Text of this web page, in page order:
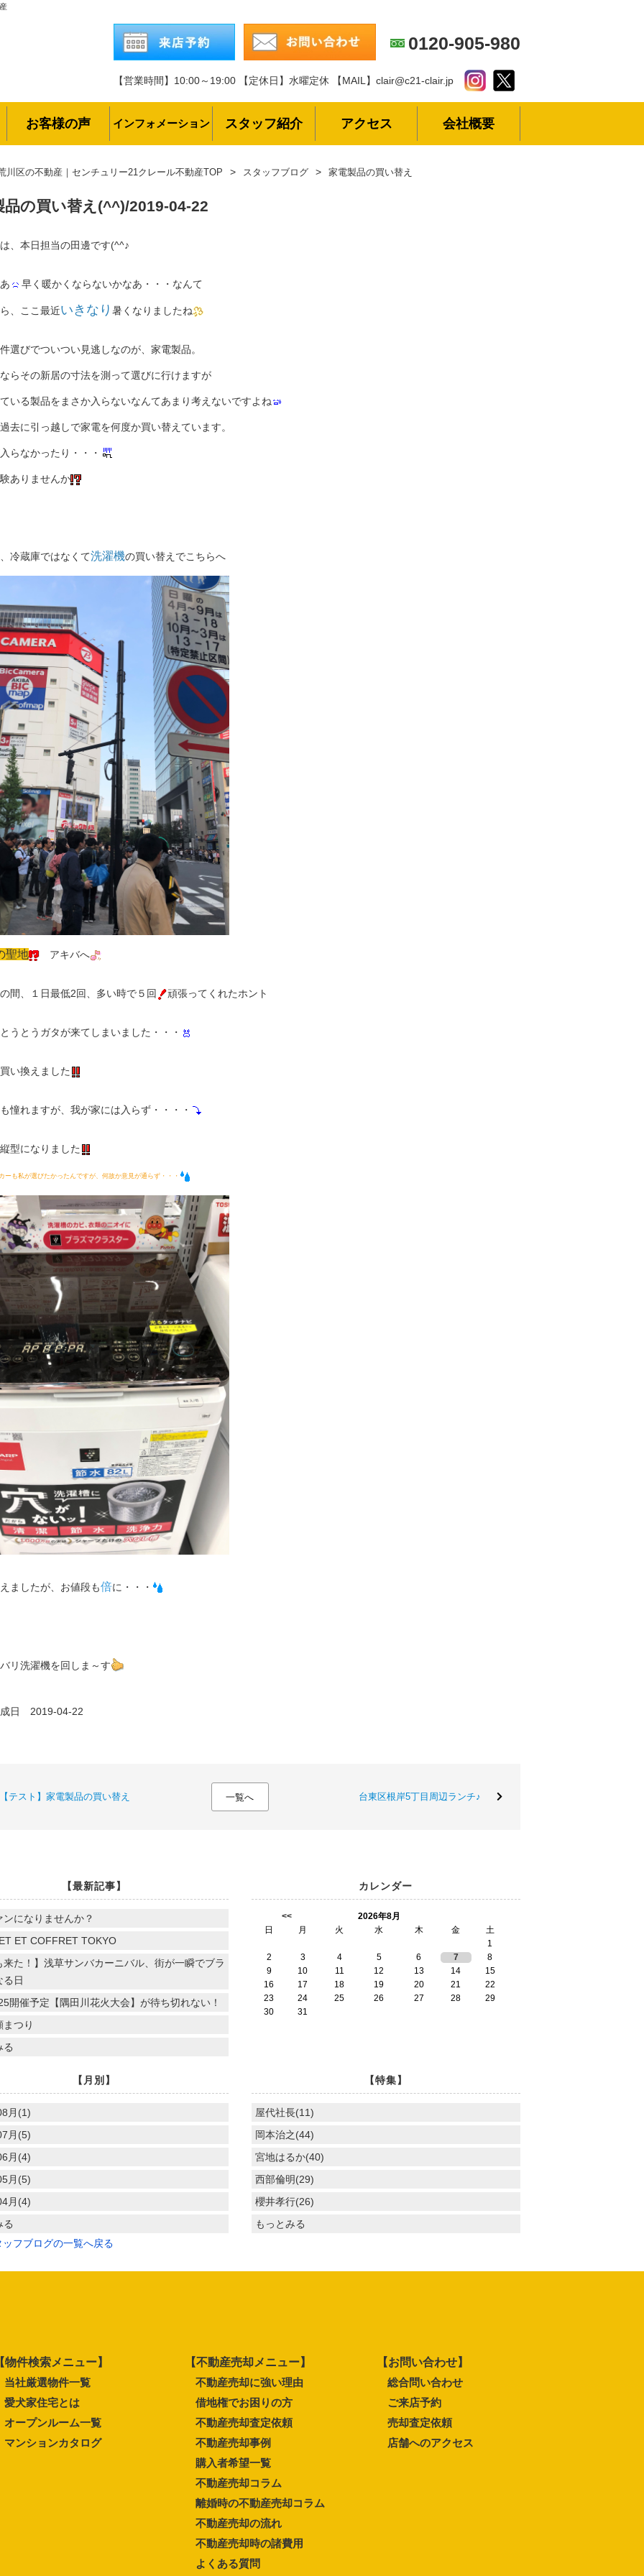
0120-905-980
【営業時間】10:00～19:00 【定休日】水曜定休 【MAIL】clair@c21-clair.jp
お客様の声 インフォメーション スタッフ紹介 アクセス 会社概要
川区の不動産｜センチュリー21クレール不動産TOP スタッフブログ 家電製品の買い替え
品の買い替え(^^)/2019-04-22
、本日担当の田邊です(^^♪
早く暖かくならないかなあ・・・なんて
、ここ最近いきなり 暑くなりましたね
選びでついつい見逃しなのが、家電製品。
らその新居の寸法を測って選びに行けますが
いる製品をまさか入らないなんてあまり考えないですよね
去に引っ越しで家電を何度か買い替えています。
らなかったり・・・
ありませんか
冷蔵庫ではなくて洗濯機の買い替えでこちらへ
聖地 アキバへ
間、１日最低2回、多い時で５回 頑張ってくれたホント
うとうガタが来てしまいました・・・
い換えました
憧れますが、我が家には入らず・・・・
型になりました
ーも私が選びたかったんですが、何故か意見が通らず・・・
ましたが、お値段も倍に・・・
リ洗濯機を回しま～す
成日 2019-04-22
【テスト】家電製品の買い替え 一覧へ 台東区根岸5丁目周辺ランチ♪
【最新記事】
ンになりませんか？
ET COFFRET TOKYO
来た！】浅草サンバカーニバル、街が一瞬でブラ
る日
開催予定【隅田川花火大会】が待ち切れない！
まつり
る
カレンダー
<<
2026年8月
日
月 火 水 木 金
土
1
2
3 4 5 6 7
8
9
10 11 12 13 14
15
16
17 18 19 20 21
22
23
24 25 26 27 28
29
30
31
【月別】
月(1)
月(5)
月(4)
月(5)
月(4)
る
【特集】
屋代社長(11)
岡本治之(44)
宮地はるか(40)
西部倫明(29)
櫻井孝行(26)
もっとみる
フブログの一覧へ戻る
物件検索メニュー】
当社厳選物件一覧
愛犬家住宅とは
オープンルーム一覧
マンションカタログ
【不動産売却メニュー】
不動産売却に強い理由
借地権でお困りの方
不動産売却査定依頼
不動産売却事例
購入者希望一覧
不動産売却コラム
離婚時の不動産売却コラム
不動産売却の流れ
不動産売却時の諸費用
よくある質問
【お問い合わせ】
総合問い合わせ
ご来店予約
売却査定依頼
店舗へのアクセス